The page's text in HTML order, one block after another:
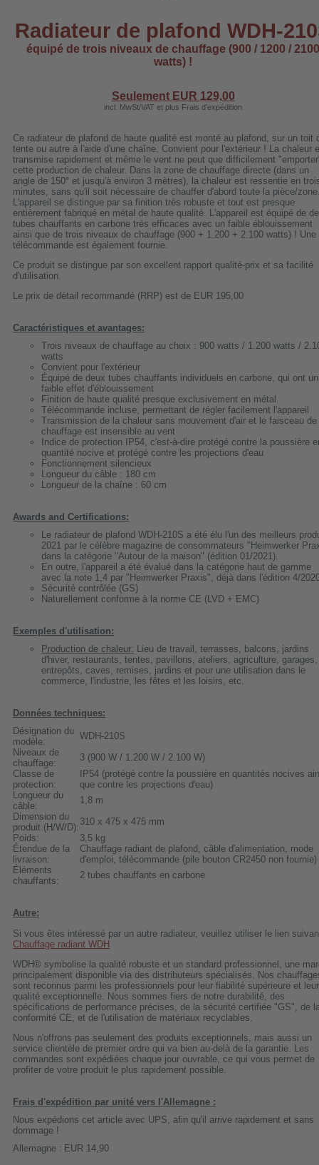
Radiateur de plafond WDH-
équipé de trois niveaux de chauffage (900 / 1200 / 2100
watts) !
Seulement EUR 129,00
incl. MwSt/VAT et plus Frais d'expédition
Ce radiateur de plafond de haute qualité est monté au plafond, sur un toit
tente ou autre à l'aide d'une chaîne. Convient pour l'extérieur ! La chaleur
transmise rapidement et même le vent ne peut que difficilement
cette production de chaleur. Dans la zone de chauffage directe (dans un
angle de 150° et jusqu'à environ 3 mètres), la chaleur est ressentie en
minutes, sans qu'il soit nécessaire de chauffer d'abord toute la pièce/
L'appareil se distingue par sa finition très robuste et tout est presque
entièrement fabriqué en métal de haute qualité. L'appareil est équipé de
tubes chauffants en carbone très efficaces avec un faible éblouissement
ainsi que de trois niveaux de chauffage (900 + 1.200 + 2.100 watts) ! Une
télécommande est également fournie.
Ce produit se distingue par son excellent rapport qualité-prix et sa facilité
d'utilisation.
Le prix de détail recommandé (RRP) est de EUR 195,00
Caractéristiques et avantages:
Trois niveaux de chauffage au choix : 900 watts / 1.200 watts /
watts
Convient pour l'extérieur
Équipé de deux tubes chauffants individuels en carbone, qui ont un
faible effet d'éblouissement
Finition de haute qualité presque exclusivement en métal
Télécommande incluse, permettant de régler facilement l'appareil
Transmission de la chaleur sans mouvement d'air et le faisceau de
chauffage est insensible au vent
Indice de protection IP54, c'est-à-dire protégé contre la poussière
quantité nocive et protégé contre les projections d'eau
Fonctionnement silencieux
Longueur du câble : 180 cm
Longueur de la chaîne : 60 cm
Awards and Certifications:
Le radiateur de plafond WDH-210S a été élu l'un des meilleurs
2021 par le célèbre magazine de consommateurs "Heimwerker
dans la catégorie "Autour de la maison" (édition 01/2021).
En outre, l'appareil a été évalué dans la catégorie haut de gamme
avec la note 1,4 par "Heimwerker Praxis", déjà dans l'édition 4/
Sécurité contrôlée (GS)
Naturellement conforme à la norme CE (LVD + EMC)
Exemples d'utilisation:
Production de chaleur: Lieu de travail, terrasses, balcons, jardins
d'hiver, restaurants, tentes, pavillons, ateliers, agriculture, garages,
entrepôts, caves, remises, jardins et pour une utilisation dans le
commerce, l'industrie, les fêtes et les loisirs, etc.
Données techniques:
Désignation du
modèle:
WDH-210S
Niveaux de
chauffage:
3 (900 W / 1.200 W / 2.100 W)
Classe de
protection:
IP54 (protégé contre la poussière en quantités nocives
que contre les projections d'eau)
Longueur du
câble:
1,8 m
Dimension du
produit (H/W/D):
310 x 475 x 475 mm
Poids:
3,5 kg
Étendue de la
livraison:
Chauffage radiant de plafond, câble d'alimentation, mode
d'emploi, télécommande (pile bouton CR2450 non fournie)
Éléments
chauffants:
2 tubes chauffants en carbone
Autre:
Si vous êtes intéressé par un autre radiateur, veuillez utiliser le lien
Chauffage radiant WDH
WDH® symbolise la qualité robuste et un standard professionnel, une
principalement disponible via des distributeurs spécialisés. Nos
sont reconnus parmi les professionnels pour leur fiabilité supérieure et leur
qualité exceptionnelle. Nous sommes fiers de notre durabilité, des
spécifications de performance précises, de la sécurité certifiée "GS", de
conformité CE, et de l'utilisation de matériaux recyclables.
Nous n'offrons pas seulement des produits exceptionnels, mais aussi un
service clientèle de premier ordre qui va bien au-delà de la garantie. Les
commandes sont expédiées chaque jour ouvrable, ce qui vous permet de
profiter de votre produit le plus rapidement possible.
Frais d'expédition par unité vers l'Allemagne :
Nous expédions cet article avec UPS, afin qu'il arrive rapidement et sans
dommage !
Allemagne : EUR 14,90